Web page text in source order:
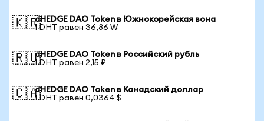
🇰🇷dHEDGE DAO Token в Южнокорейская вона
1 DHT равен 36,86 ₩
🇷🇺dHEDGE DAO Token в Российский рубль
1 DHT равен 2,15 ₽
🇨🇦dHEDGE DAO Token в Канадский доллар
1 DHT равен 0,0364 $